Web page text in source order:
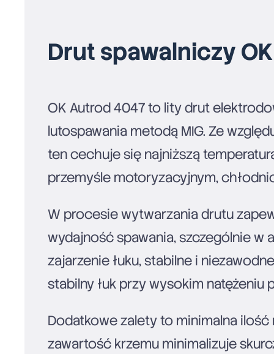
Drut spawalniczy
OK Autrod 4047 to lity drut
lutospawania metodą MIG. Ze
ten cechuje się najniższą
przemyśle motoryzacyjnym,
W procesie wytwarzania drutu
wydajność spawania, szczególnie
zajarzenie łuku, stabilne i
stabilny łuk przy wysokim natężeniu
Dodatkowe zalety to minimalna
zawartość krzemu minimalizuje